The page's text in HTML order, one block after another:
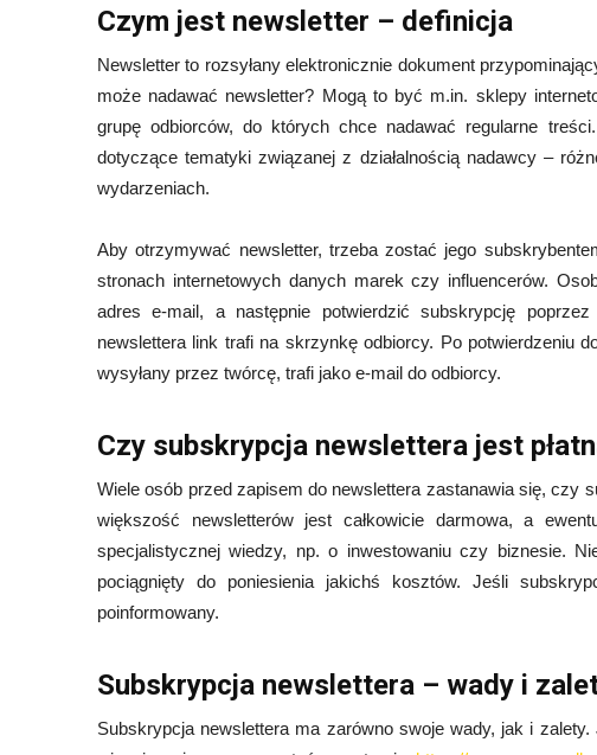
Czym jest newsletter – definicja
Newsletter to rozsyłany elektronicznie dokument
może nadawać newsletter? Mogą to być m.in. sklepy
grupę odbiorców, do których chce nadawać regularne
dotyczące tematyki związanej z działalnością nadawcy –
wydarzeniach.
Aby otrzymywać newsletter, trzeba zostać jego
stronach internetowych danych marek czy influencerów.
adres e-mail, a następnie potwierdzić subskrypcję
newslettera link trafi na skrzynkę odbiorcy. Po potwierdzeniu
wysyłany przez twórcę, trafi jako e-mail do odbiorcy.
Czy subskrypcja newslettera jest
Wiele osób przed zapisem do newslettera zastanawia się, czy
większość newsletterów jest całkowicie darmowa, a
specjalistycznej wiedzy, np. o inwestowaniu czy biznesie.
pociągnięty do poniesienia jakichś kosztów. Jeśli
poinformowany.
Subskrypcja newslettera – wady i
Subskrypcja newslettera ma zarówno swoje wady, jak i